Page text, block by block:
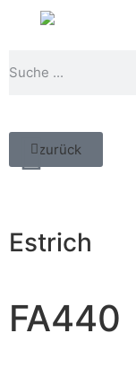
zurück
Estrich
FA440